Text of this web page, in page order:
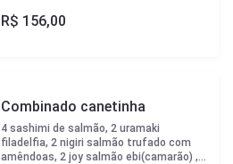
ebitem(camarão crocante). Acompanha
R$ 156,00
Combinado canetinha
4 sashimi de salmão, 2 uramaki
filadelfia, 2 nigiri salmão trufado com
amêndoas, 2 joy salmão ebi(camarão) , 4